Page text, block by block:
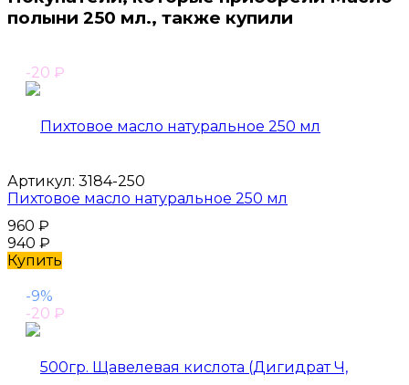
полыни 250 мл., также купили
-20 ₽
Артикул: 3184-250
Пихтовое масло натуральное 250 мл
960 ₽
940 ₽
Купить
-9%
-20 ₽